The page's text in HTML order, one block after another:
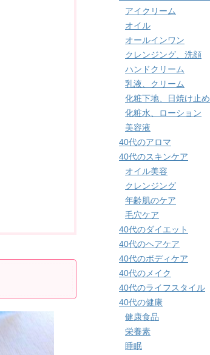
アイクリーム
オイル
オールインワン
クレンジング、洗顔
ハンドクリーム
乳液、クリーム
化粧下地、日焼け止め
化粧水、ローション
美容液
40代のアロマ
40代のスキンケア
オイル美容
クレンジング
年齢肌のケア
毛穴ケア
40代のダイエット
40代のヘアケア
40代のボディケア
40代のメイク
40代のライフスタイル
40代の健康
健康食品
栄養素
睡眠